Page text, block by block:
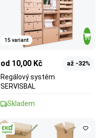
15 variant
od 10,00 Kč až -32%
Regálový systém
SERVISBAL
Skladem